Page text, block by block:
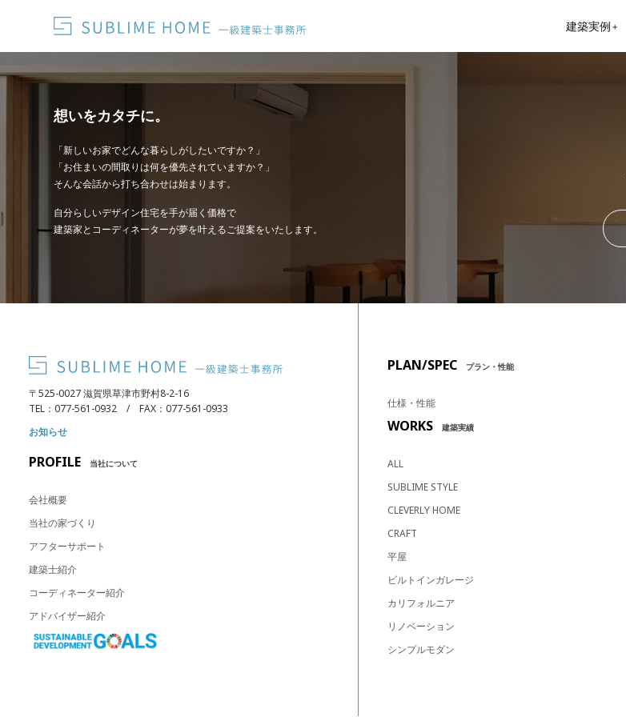
建築実例 ＋
想いをカタチに。
「新しいお家でどんな暮らしがしたいですか？」
「お住まいの間取りは何を優先されていますか？」
そんな会話から打ち合わせは始まります。
自分らしいデザイン住宅を手が届く価格で
建築家とコーディネーターが夢を叶えるご提案をいたします。
〒525-0027 滋賀県草津市野村8-2-16
TEL：077-561-0932 / FAX：077-561-0933
お知らせ
PROFILE 当社について
会社概要
当社の家づくり
アフターサポート
建築士紹介
コーディネーター紹介
アドバイザー紹介
PLAN/SPEC プラン・性能
仕様・性能
WORKS 建築実績
ALL
SUBLIME STYLE
CLEVERLY HOME
CRAFT
平屋
ビルトインガレージ
カリフォルニア
リノベーション
シンプルモダン